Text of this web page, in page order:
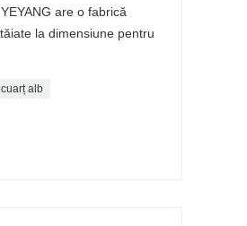
are o fabrică
la dimensiune pentru
alb